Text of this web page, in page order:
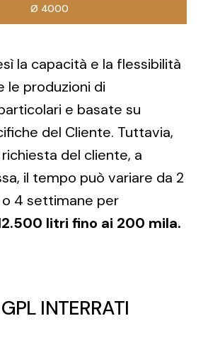
Ø 4000
la capacità e la flessibilità
le produzioni di
e basate su
del Cliente. Tuttavia,
del cliente, a
il tempo può variare da 2
o 4 settimane per
litri fino ai 200 mila.
INTERRATI